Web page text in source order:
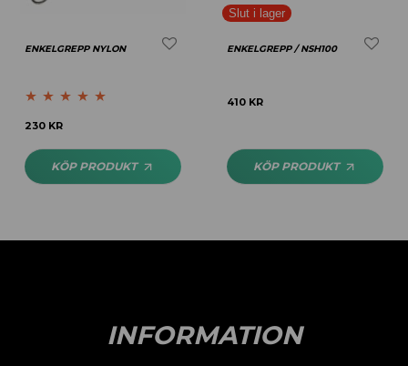
ENKELGREPP NYLON
Betygsatt
230 KR
KÖP PRODUKT
ENKELGREPP / NSH100
410 KR
KÖP PRODUKT
INFORMATION